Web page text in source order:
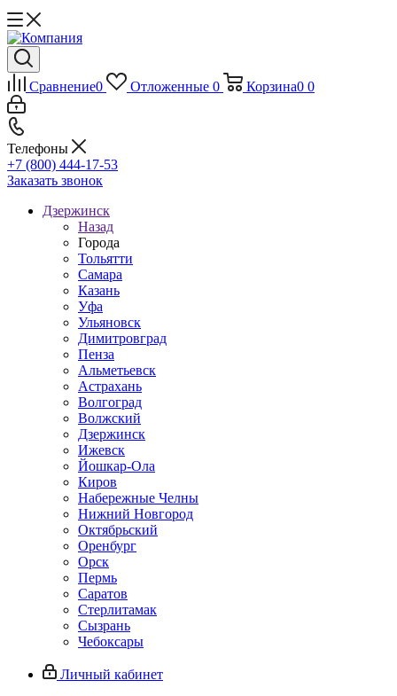
Сравнение0 Отложенные 0 Корзина0 0
Телефоны
+7 (800) 444-17-53
Заказать звонок
Дзержинск
Назад
Города
Тольятти
Самара
Казань
Уфа
Ульяновск
Димитровград
Пенза
Альметьевск
Астрахань
Волгоград
Волжский
Дзержинск
Ижевск
Йошкар-Ола
Киров
Набережные Челны
Нижний Новгород
Октябрьский
Оренбург
Орск
Пермь
Саратов
Стерлитамак
Сызрань
Чебоксары
Личный кабинет